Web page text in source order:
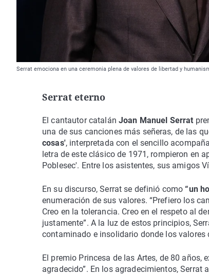
Serrat emociona en una ceremonia plena de valores de libertad y
Serrat eterno
El cantautor catalán Joan Manuel Serrat
una de sus canciones más señeras, de las
cosas', interpretada con el sencillo
letra de este clásico de 1971, rompieron en
Poblesec'. Entre los asistentes, sus amigos
En su discurso, Serrat se definió como“un
enumeración de sus valores. “Prefiero los
Creo en la tolerancia. Creo en el respeto al
justamente”. A la luz de estos principios,
contaminado e insolidario donde los
El premio Princesa de las Artes, de 80 años,
agradecido”. En los agradecimientos,